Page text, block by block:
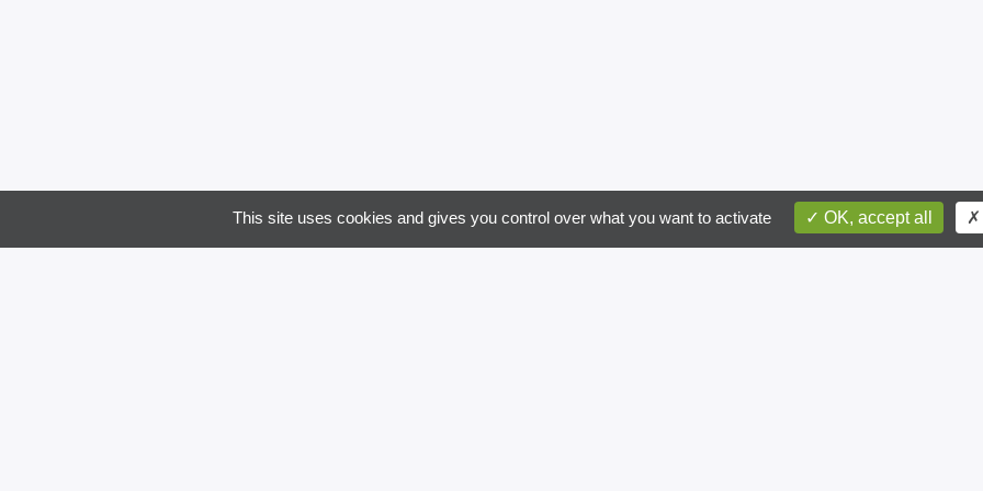
This site uses cookies and gives you control over what you want to activate OK, accept all